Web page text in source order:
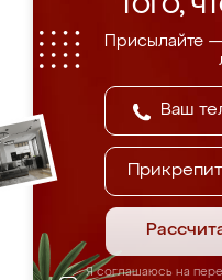
ТОГО,
Присылайте
Я соглашаюсь на